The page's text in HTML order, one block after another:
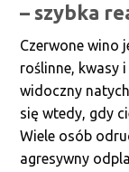
– szybka
Czerwone wino
roślinne, kwasy
widoczny
się wtedy, gdy
Wiele osób
agresywny